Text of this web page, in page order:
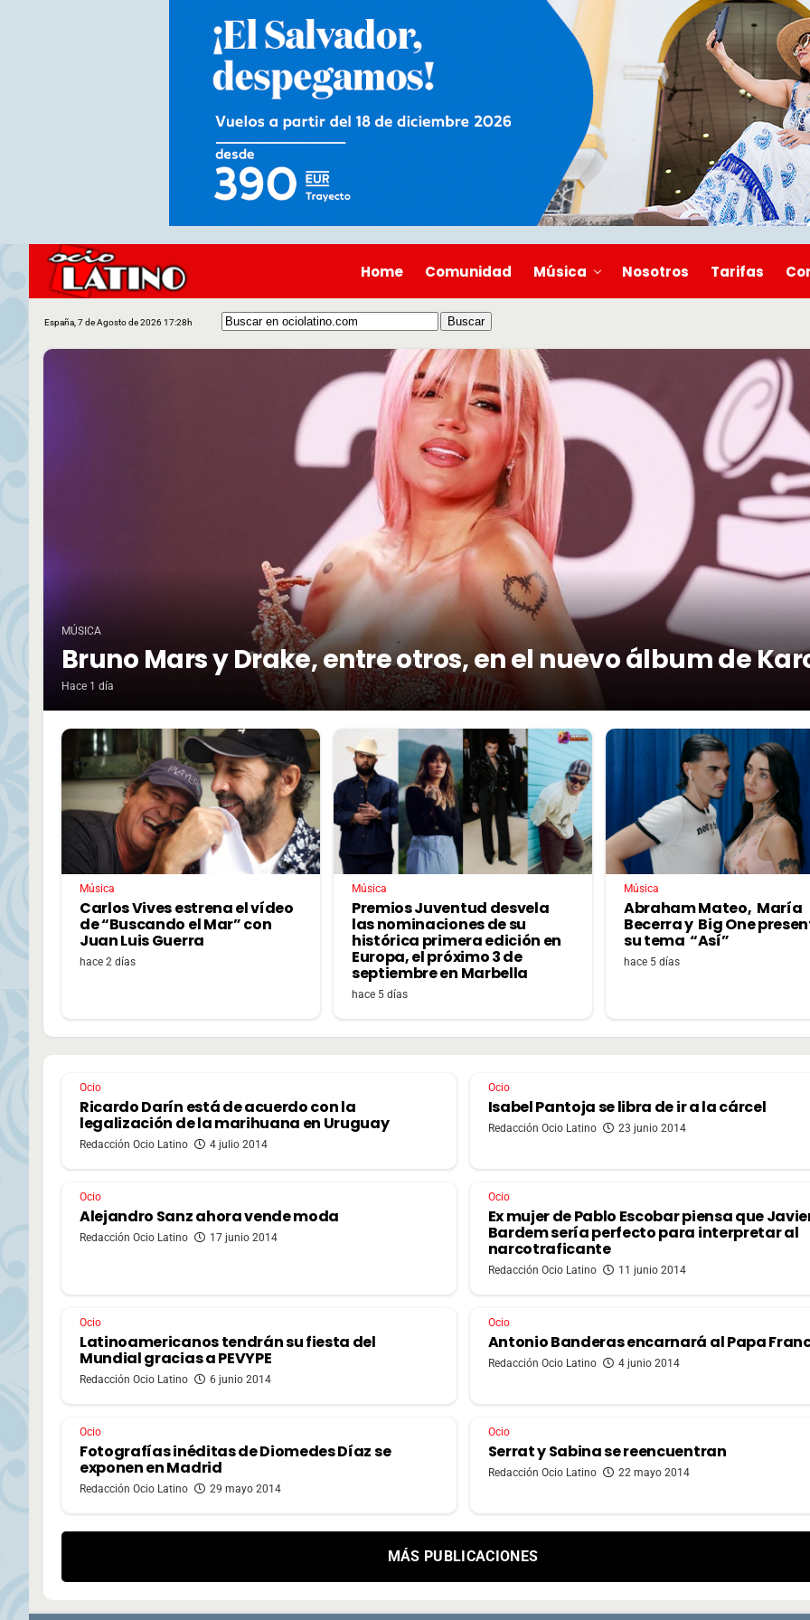
Home Comunidad Música Nosotros Tarifas
España, 7 de Agosto de 2026 17:28h
MÚSICA
Bruno Mars y Drake, entre otros, en el nuevo álbum de
Hace 1 día
Música
Carlos Vives estrena el vídeo
de “Buscando el Mar” con
Juan Luis Guerra
hace 2 días
Música
Premios Juventud desvela
las nominaciones de su
histórica primera edición en
Europa, el próximo 3 de
septiembre en Marbella
hace 5 días
Música
Abraham Mateo, María
Becerra y Big One
su tema “Así”
hace 5 días
Ocio
Ricardo Darín está de acuerdo con la
legalización de la marihuana en Uruguay
Redacción Ocio Latino 4 julio 2014
Ocio
Isabel Pantoja se libra de ir a la cárcel
Redacción Ocio Latino 23 junio 2014
Ocio
Alejandro Sanz ahora vende moda
Redacción Ocio Latino 17 junio 2014
Ocio
Ex mujer de Pablo Escobar piensa que
Bardem sería perfecto para interpretar al
narcotraficante
Redacción Ocio Latino 11 junio 2014
Ocio
Latinoamericanos tendrán su fiesta del
Mundial gracias a PEVYPE
Redacción Ocio Latino 6 junio 2014
Ocio
Antonio Banderas encarnará al Papa
Redacción Ocio Latino 4 junio 2014
Ocio
Fotografías inéditas de Diomedes Díaz se
exponen en Madrid
Redacción Ocio Latino 29 mayo 2014
Ocio
Serrat y Sabina se reencuentran
Redacción Ocio Latino 22 mayo 2014
MÁS PUBLICACIONES